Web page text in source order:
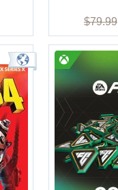
$79.99